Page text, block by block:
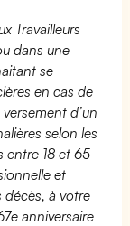
Travailleurs
dans une
se
en cas de
d’un
selon les
entre 18 et 65
et
décès, à votre
anniversaire